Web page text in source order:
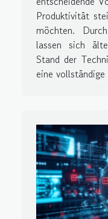
Produktivität
möchten.
lassen sich
Stand der
eine